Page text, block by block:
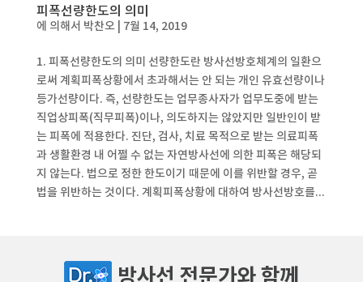
피폭선량한도의 의미
에 의해서 박찬오| 7월 14, 2019
1. 피폭선량한도의 의미 선량한도란 방사선방호체계의 일환으
로써 계획피폭상황에서 초과해서는 안 되는 개인 유효선량이나
등가선량이다. 즉, 선량한도는 업무종사자가 업무도중에 받는
직업상피폭(직무피폭)이나, 의도하지는 않았지만 일반인이 받
는 피폭에 적용한다. 진단, 검사, 치료 목적으로 받는 의료피폭
과 생활환경 내 어쩔 수 없는 자연방사선에 의한 피폭은 해당되
지 않는다. 법으로 정한 한도이기 때문에 이를 위반할 경우, 곧
법을 위반하는 것이다. 계획피폭상황에 대하여 방사선방호를...